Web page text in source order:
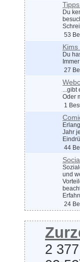
Du
53
Du
27
...gibt
Oder
1
Jahr
44
und
24
2